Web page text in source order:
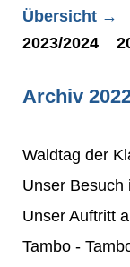
Übersicht →
2023/2024
Archiv
Waldtag der
Unser Besuch
Unser Auftritt
Tambo -